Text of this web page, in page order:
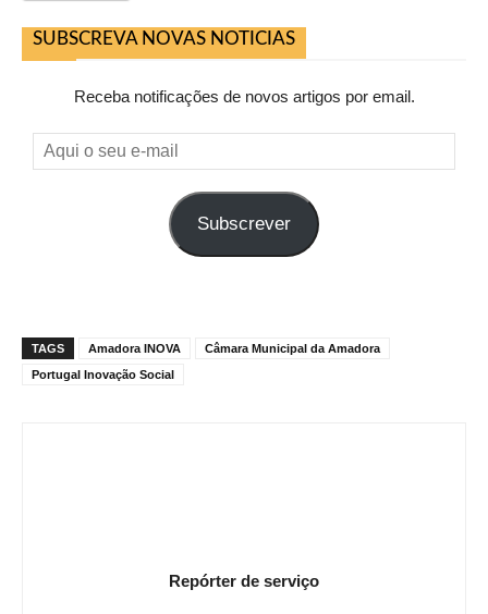
SUBSCREVA NOVAS NOTICIAS
Receba notificações de novos artigos por email.
Aqui
o
Subscrever
TAGS Amadora INOVA
Câmara Municipal da Amadora
Portugal Inovação Social
Repórter de serviço